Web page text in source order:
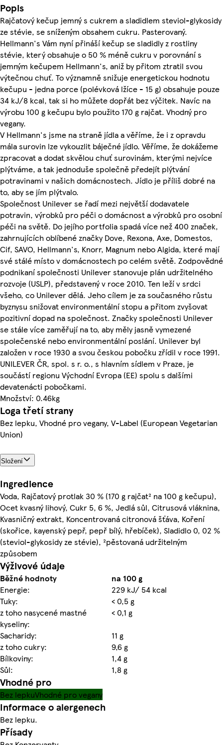
Popis
Rajčatový kečup jemný s cukrem a sladidlem steviol-glykosidy
ze stévie, se sníženým obsahem cukru. Pasterovaný.
Hellmann's Vám nyní přináší kečup se sladidly z rostliny
stévie, který obsahuje o 50 % méně cukru v porovnání s
jemným kečupem Hellmann's, aniž by přitom ztratil svou
výtečnou chuť. To významně snižuje energetickou hodnotu
kečupu - jedna porce (polévková lžíce - 15 g) obsahuje pouze
34 kJ/8 kcal, tak si ho můžete dopřát bez výčitek. Navíc na
výrobu 100 g kečupu bylo použito 170 g rajčat. Vhodný pro
vegany.
V Hellmann's jsme na straně jídla a věříme, že i z opravdu
mála surovin lze vykouzlit báječné jídlo. Věříme, že dokážeme
zpracovat a dodat skvělou chuť surovinám, kterými nejvíce
plýtváme, a tak jednoduše společně předejít plýtvání
potravinami v našich domácnostech. Jídlo je příliš dobré na
to, aby se jím plýtvalo.
Společnost Unilever se řadí mezi největší dodavatele
potravin, výrobků pro péči o domácnost a výrobků pro osobní
péči na světě. Do jejího portfolia spadá více než 400 značek,
zahrnujících oblíbené značky Dove, Rexona, Axe, Domestos,
Cif, SAVO, Hellmann's, Knorr, Magnum nebo Algida, které mají
své stálé místo v domácnostech po celém světě. Zodpovědné
podnikaní společnosti Unilever stanovuje plán udržitelného
rozvoje (USLP), představený v roce 2010. Ten leží v srdci
všeho, co Unilever dělá. Jeho cílem je za současného růstu
byznysu snižovat environmentální stopu a přitom zvyšovat
pozitivní dopad na společnost. Značky společnosti Unilever
se stále více zaměřují na to, aby měly jasně vymezené
společenské nebo environmentální poslání. Unilever byl
založen v roce 1930 a svou českou pobočku zřídil v roce 1991.
UNILEVER ČR, spol. s r. o., s hlavním sídlem v Praze, je
součástí regionu Východní Evropa (EE) spolu s dalšími
devatenácti pobočkami.
Množství: 0.46kg
Loga třetí strany
Bez lepku, Vhodné pro vegany, V-Label (European Vegetarian
Union)
Složení
Ingredience
Voda, Rajčatový protlak 30 % (170 g rajčat² na 100 g kečupu),
Ocet kvasný lihový, Cukr 5, 6 %, Jedlá sůl, Citrusová vláknina,
Kvasničný extrakt, Koncentrovaná citronová šťáva, Koření
(skořice, kayenský pepř, pepř bílý, hřebíček), Sladidlo 0, 02 %
(steviol-glykosidy ze stévie), ²pěstovaná udržitelným
způsobem
Výživové údaje
Běžné hodnoty
na 100 g
Energie:
229 kJ/ 54 kcal
Tuky:
< 0,5 g
z toho nasycené mastné
kyseliny:
< 0,1 g
Sacharidy:
11 g
z toho cukry:
9,6 g
Bílkoviny:
1,4 g
Sůl:
1,8 g
Vhodné pro
Bez lepkuVhodné pro vegany
Informace o alergenech
Bez lepku.
Přísady